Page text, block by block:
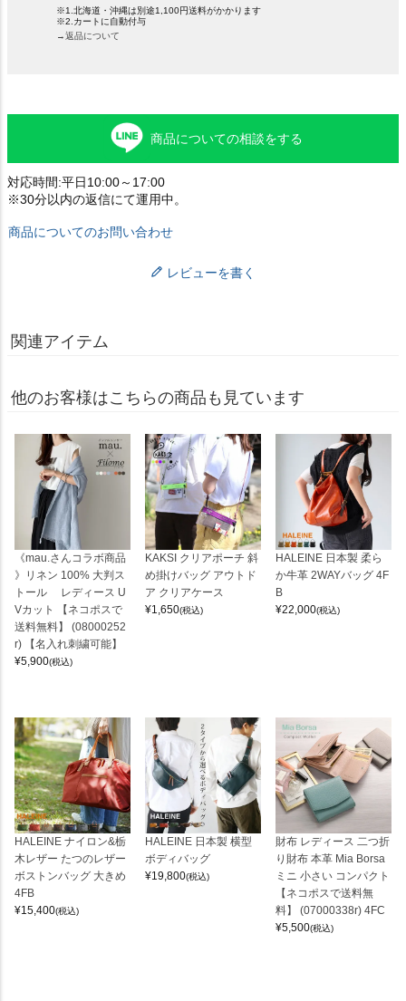
※1.北海道・沖縄は別途1,100円送料がかかります
※2.カートに自動付与
→返品について
商品についての相談をする
対応時間:平日10:00～17:00
※30分以内の返信にて運用中。
商品についてのお問い合わせ
レビューを書く
関連アイテム
他のお客様はこちらの商品も見ています
《mau.さんコラボ商品
》リネン 100% 大判ス
トール レディース U
Vカット 【ネコポスで
送料無料】 (08000252
r) 【名入れ刺繍可能】
¥5,900(税込)
KAKSI クリアポーチ 斜
め掛けバッグ アウトド
ア クリアケース
¥1,650(税込)
HALEINE 日本製 柔ら
か牛革 2WAYバッグ 4F
B
¥22,000(税込)
HALEINE ナイロン&栃
木レザー たつのレザー
ボストンバッグ 大きめ
4FB
¥15,400(税込)
HALEINE 日本製 横型
ボディバッグ
¥19,800(税込)
財布 レディース 二つ折
り財布 本革 Mia Borsa
ミニ 小さい コンパクト
【ネコポスで送料無
料】 (07000338r) 4FC
¥5,500(税込)